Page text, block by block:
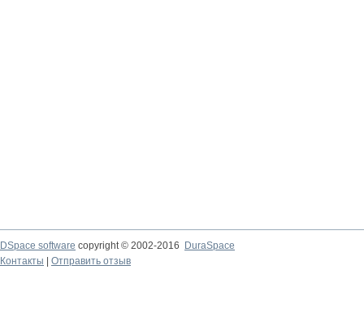
DSpace software copyright © 2002-2016
DuraSpace
Контакты
Отправить отзыв